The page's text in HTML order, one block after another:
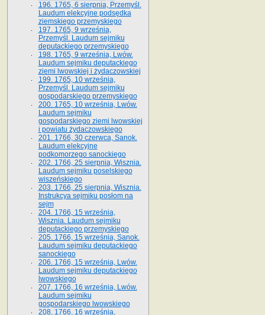
196. 1765, 6 sierpnia, Przemyśl.
Laudum elekcyjne podsędka
ziemskiego przemyskiego
197. 1765, 9 września,
Przemyśl. Laudum sejmiku
deputackiego przemyskiego
198. 1765, 9 września, Lwów.
Laudum sejmiku deputackiego
ziemi lwowskiej i żydaczowskiej
199. 1765, 10 września,
Przemyśl. Laudum sejmiku
gospodarskiego przemyskiego
200. 1765, 10 września, Lwów.
Laudum sejmiku
gospodarskiego ziemi lwowskiej
i powiatu żydaczowskiego
201. 1766, 30 czerwca, Sanok.
Laudum elekcyjne
podkomorzego sanockiego
202. 1766, 25 sierpnia, Wisznia.
Laudum sejmiku poselskiego
wiszeńskiego
203. 1766, 25 sierpnia, Wisznia.
Instrukcya sejmiku posłom na
sejm
204. 1766, 15 września,
Wisznia. Laudum sejmiku
deputackiego przemyskiego
205. 1766, 15 września, Sanok.
Laudum sejmiku deputackiego
sanockiego
206. 1766, 15 września, Lwów.
Laudum sejmiku deputackiego
lwowskiego
207. 1766, 16 września, Lwów.
Laudum sejmiku
gospodarskiego lwowskiego
208. 1766, 16 września,